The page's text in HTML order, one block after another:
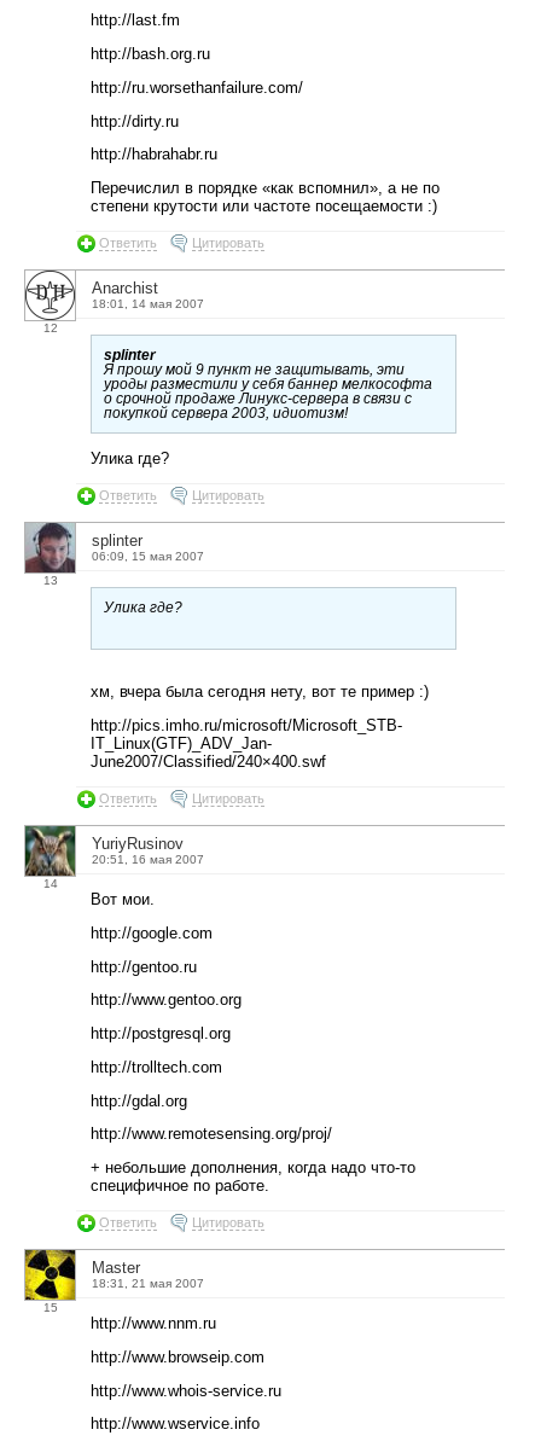
http://last.fm
http://bash.org.ru
http://ru.worsethanfailure.com/
http://dirty.ru
http://habrahabr.ru
Перечислил в порядке «как вспомнил», а не по
степени крутости или частоте посещаемости :)
Ответить Цитировать
12
Anarchist
18:01, 14 мая 2007
splinter
Я прошу мой 9 пункт не защитывать, эти
уроды разместили у себя баннер мелкософта
о срочной продаже Линукс-сервера в связи с
покупкой сервера 2003, идиотизм!
Улика где?
Ответить Цитировать
13
splinter
06:09, 15 мая 2007
Улика где?
хм, вчера была сегодня нету, вот те пример :)
http://pics.imho.ru/microsoft/Microsoft_STB-
IT_Linux(GTF)_ADV_Jan-
June2007/Classified/240×400.swf
Ответить Цитировать
14
YuriyRusinov
20:51, 16 мая 2007
Вот мои.
http://google.com
http://gentoo.ru
http://www.gentoo.org
http://postgresql.org
http://trolltech.com
http://gdal.org
http://www.remotesensing.org/proj/
+ небольшие дополнения, когда надо что-то
специфичное по работе.
Ответить Цитировать
15
Master
18:31, 21 мая 2007
http://www.nnm.ru
http://www.browseip.com
http://www.whois-service.ru
http://www.wservice.info